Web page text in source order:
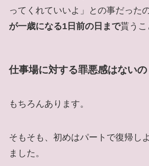
ってくれていいよ」との事だったの
が一歳になる1日前の日まで貰うこ
仕事場に対する罪悪感はないの
もちろんあります。
そもそも、初めはパートで復帰し
ました。